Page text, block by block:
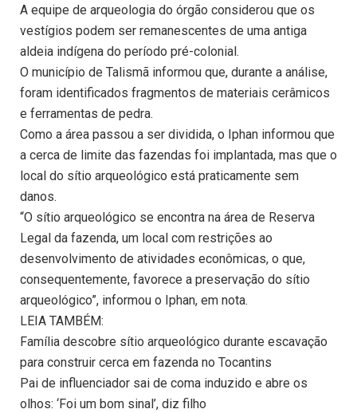
A equipe de arqueologia do órgão considerou que os
vestígios podem ser remanescentes de uma antiga
aldeia indígena do período pré-colonial.
O município de Talismã informou que, durante a análise,
foram identificados fragmentos de materiais cerâmicos
e ferramentas de pedra.
Como a área passou a ser dividida, o Iphan informou que
a cerca de limite das fazendas foi implantada, mas que o
local do sítio arqueológico está praticamente sem
danos.
“O sítio arqueológico se encontra na área de Reserva
Legal da fazenda, um local com restrições ao
desenvolvimento de atividades econômicas, o que,
consequentemente, favorece a preservação do sítio
arqueológico”, informou o Iphan, em nota.
LEIA TAMBÉM:
Família descobre sítio arqueológico durante escavação
para construir cerca em fazenda no Tocantins
Pai de influenciador sai de coma induzido e abre os
olhos: ‘Foi um bom sinal’, diz filho